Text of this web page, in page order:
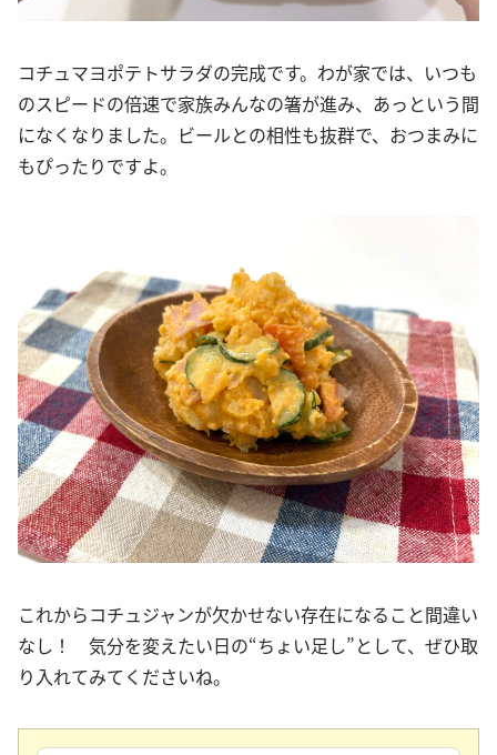
コチュマヨポテトサラダの完成です。わが家では、いつも
のスピードの倍速で家族みんなの箸が進み、あっという間
になくなりました。ビールとの相性も抜群で、おつまみに
もぴったりですよ。
これからコチュジャンが欠かせない存在になること間違い
なし！ 気分を変えたい日の“ちょい足し”として、ぜひ取
り入れてみてくださいね。